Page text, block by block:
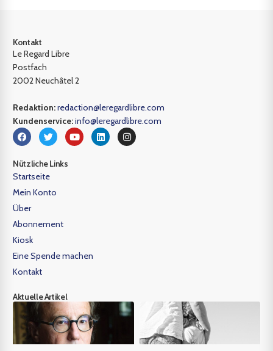
Kontakt
Le Regard Libre
Postfach
2002 Neuchâtel 2
Redaktion:redaction@leregardlibre.com
Kundenservice:info@leregardlibre.com
Nützliche Links
Startseite
Mein Konto
Über
Abonnement
Kiosk
Eine Spende machen
Kontakt
Aktuelle Artikel